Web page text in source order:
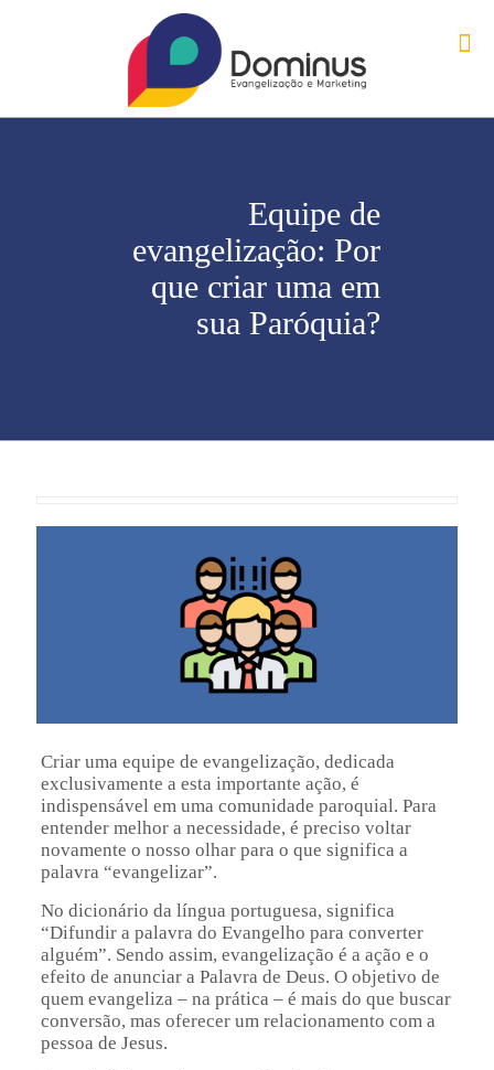
Equipe de
evangelização: Por
que criar uma em
sua Paróquia?
Criar uma equipe de evangelização, dedicada
exclusivamente a esta importante ação, é
indispensável em uma comunidade paroquial. Para
entender melhor a necessidade, é preciso voltar
novamente o nosso olhar para o que significa a
palavra “evangelizar”.
No dicionário da língua portuguesa, significa
“Difundir a palavra do Evangelho para converter
alguém”. Sendo assim, evangelização é a ação e o
efeito de anunciar a Palavra de Deus. O objetivo de
quem evangeliza – na prática – é mais do que buscar
conversão, mas oferecer um relacionamento com a
pessoa de Jesus.